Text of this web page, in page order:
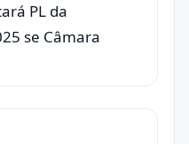
PL da
se Câmara